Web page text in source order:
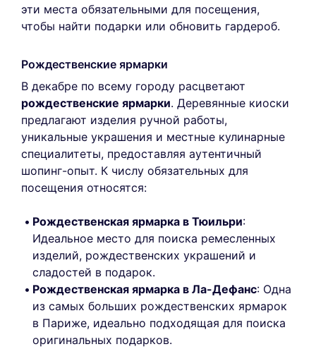
эти места обязательными для посещения,
чтобы найти подарки или обновить гардероб.
Рождественские ярмарки
В декабре по всему городу расцветают
рождественские ярмарки. Деревянные киоски
предлагают изделия ручной работы,
уникальные украшения и местные кулинарные
специалитеты, предоставляя аутентичный
шопинг-опыт. К числу обязательных для
посещения относятся:
Рождественская ярмарка в Тюильри:
Идеальное место для поиска ремесленных
изделий, рождественских украшений и
сладостей в подарок.
Рождественская ярмарка в Ла-Дефанс: Одна
из самых больших рождественских ярмарок
в Париже, идеально подходящая для поиска
оригинальных подарков.